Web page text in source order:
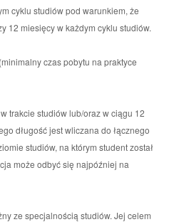
cyklu studiów pod warunkiem, że
12 miesięcy w każdym cyklu studiów.
czas pobytu na praktyce
trakcie studiów lub/oraz w ciągu 12
długość jest wliczana do łącznego
studiów, na którym student został
może odbyć się najpóźniej na
ze specjalnością studiów. Jej celem